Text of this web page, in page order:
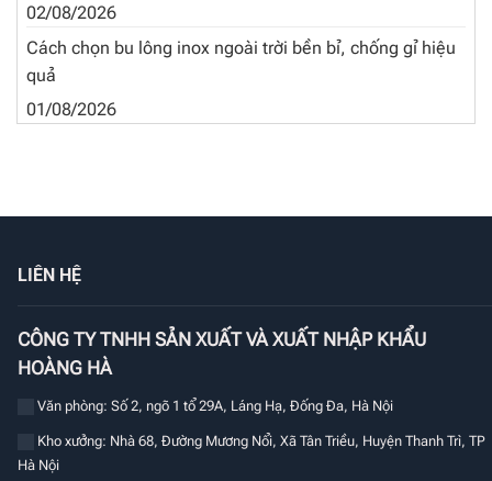
02/08/2026
Cách chọn bu lông inox ngoài trời bền bỉ, chống gỉ hiệu
quả
01/08/2026
LIÊN HỆ
CÔNG TY TNHH SẢN XUẤT VÀ XUẤT NHẬP KHẨU
HOÀNG HÀ
Văn phòng: Số 2, ngõ 1 tổ 29A, Láng Hạ, Đống Đa, Hà Nội
Kho xưởng: Nhà 68, Đường Mương Nổi, Xã Tân Triều, Huyện Thanh Trì, TP
Hà Nội